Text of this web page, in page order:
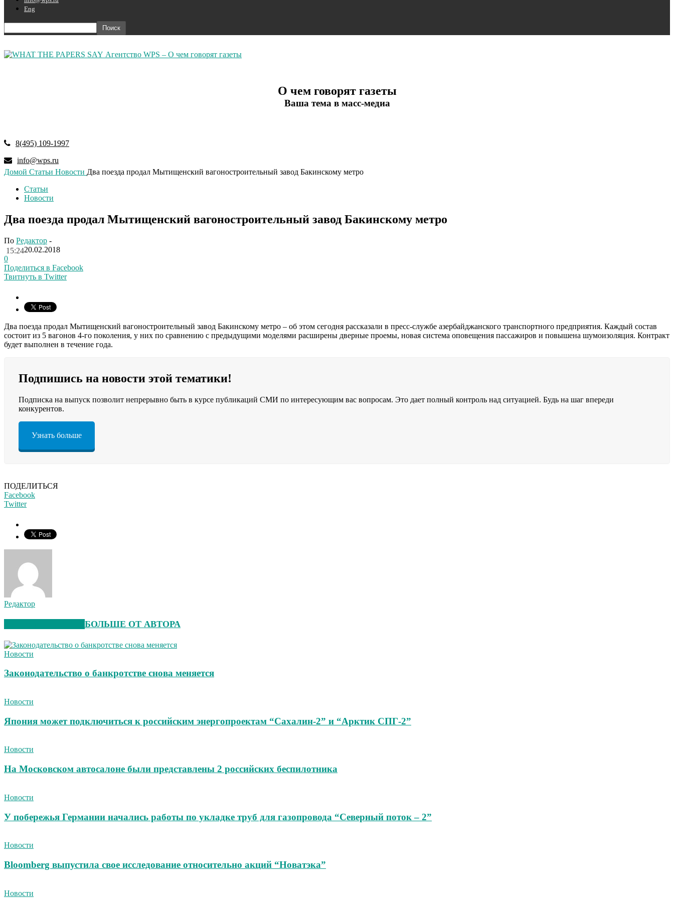
Eng
Агентство WPS – О чем говорят газеты
О чем говорят газеты
Ваша тема в масс-медиа
8(495) 109-1997
info@wps.ru
Домой Статьи Новости Два поезда продал Мытищенский вагоностроительный завод Бакинскому метро
Статьи
Новости
Два поезда продал Мытищенский вагоностроительный завод Бакинскому метро
По Редактор -
20.02.2018
15:24
0
Поделиться в Facebook
Твитнуть в Twitter
Два поезда продал Мытищенский вагоностроительный завод Бакинскому метро – об этом сегодня рассказали в пресс-службе азербайджанского транспортного предприятия. Каждый состав
состоит из 5 вагонов 4-го поколения, у них по сравнению с предыдущими моделями расширены дверные проемы, новая система оповещения пассажиров и повышена шумоизоляция. Контракт
будет выполнен в течение года.
Подпишись на новости этой тематики!
Подписка на выпуск позволит непрерывно быть в курсе публикаций СМИ по интересующим вас вопросам. Это дает полный контроль над ситуацией. Будь на шаг впереди
конкурентов.
Узнать больше
ПОДЕЛИТЬСЯ
Facebook
Twitter
Редактор
БОЛЬШЕ ОТ АВТОРА
Новости
Законодательство о банкротстве снова меняется
Новости
Япония может подключиться к российским энергопроектам “Сахалин-2” и “Арктик СПГ-2”
Новости
На Московском автосалоне были представлены 2 российских беспилотника
Новости
У побережья Германии начались работы по укладке труб для газопровода “Северный поток – 2”
Новости
Bloomberg выпустила свое исследование относительно акций “Новатэка”
Новости